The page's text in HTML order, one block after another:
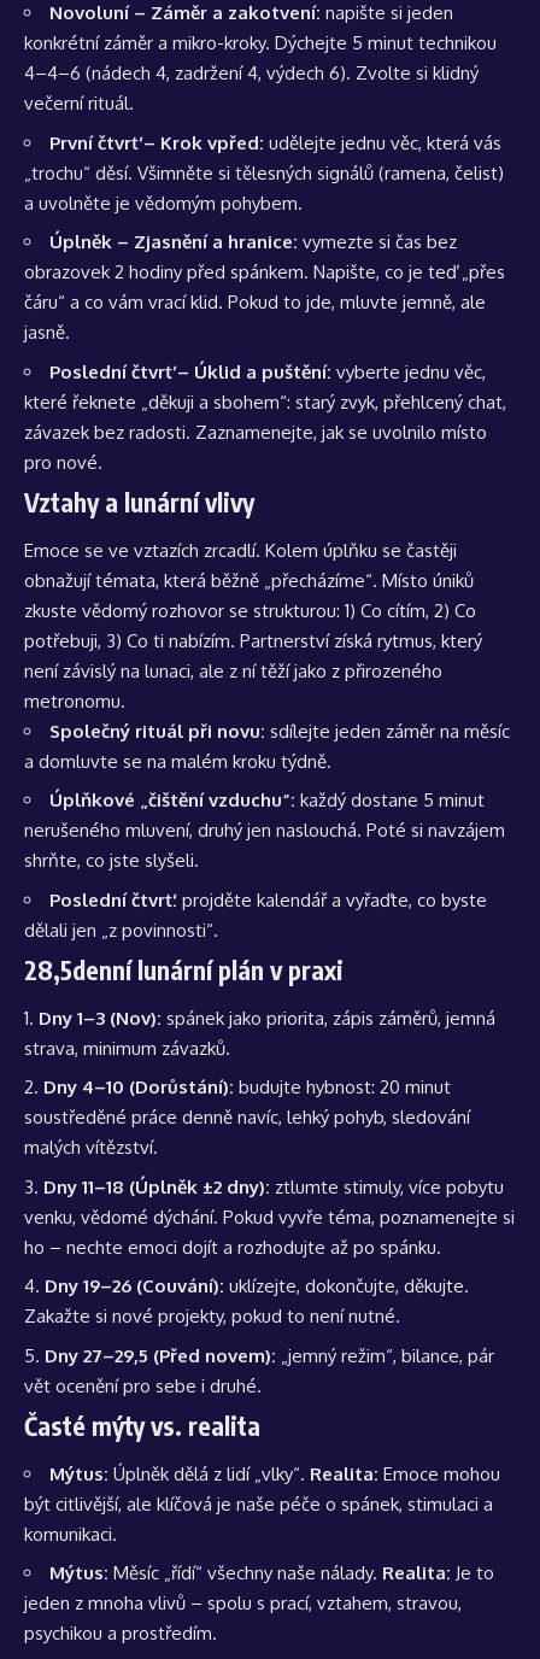
Novoluní – Záměr a zakotvení: napište si jeden
konkrétní záměr a mikro-kroky. Dýchejte 5 minut technikou
4–4–6 (nádech 4, zadržení 4, výdech 6). Zvolte si klidný
večerní rituál.
První čtvrť – Krok vpřed: udělejte jednu věc, která vás
„trochu“ děsí. Všimněte si tělesných signálů (ramena, čelist)
a uvolněte je vědomým pohybem.
Úplněk – Zjasnění a hranice: vymezte si čas bez
obrazovek 2 hodiny před spánkem. Napište, co je teď „přes
čáru“ a co vám vrací klid. Pokud to jde, mluvte jemně, ale
jasně.
Poslední čtvrť – Úklid a puštění: vyberte jednu věc,
které řeknete „děkuji a sbohem“: starý zvyk, přehlcený chat,
závazek bez radosti. Zaznamenejte, jak se uvolnilo místo
pro nové.
Vztahy a lunární vlivy
Emoce se ve vztazích zrcadlí. Kolem úplňku se častěji
obnažují témata, která běžně „přecházíme“. Místo úniků
zkuste vědomý rozhovor se strukturou: 1) Co cítím, 2) Co
potřebuji, 3) Co ti nabízím. Partnerství získá rytmus, který
není závislý na lunaci, ale z ní těží jako z přirozeného
metronomu.
Společný rituál při novu: sdílejte jeden záměr na měsíc
a domluvte se na malém kroku týdně.
Úplňkové „čištění vzduchu“: každý dostane 5 minut
nerušeného mluvení, druhý jen naslouchá. Poté si navzájem
shrňte, co jste slyšeli.
Poslední čtvrť: projděte kalendář a vyřaďte, co byste
dělali jen „z povinnosti“.
28,5denní lunární plán v praxi
Dny 1–3 (Nov): spánek jako priorita, zápis záměrů, jemná
strava, minimum závazků.
Dny 4–10 (Dorůstání): budujte hybnost: 20 minut
soustředěné práce denně navíc, lehký pohyb, sledování
malých vítězství.
Dny 11–18 (Úplněk ±2 dny): ztlumte stimuly, více pobytu
venku, vědomé dýchání. Pokud vyvře téma, poznamenejte si
ho – nechte emoci dojít a rozhodujte až po spánku.
Dny 19–26 (Couvání): uklízejte, dokončujte, děkujte.
Zakažte si nové projekty, pokud to není nutné.
Dny 27–29,5 (Před novem): „jemný režim“, bilance, pár
vět ocenění pro sebe i druhé.
Časté mýty vs. realita
Mýtus: Úplněk dělá z lidí „vlky“. Realita: Emoce mohou
být citlivější, ale klíčová je naše péče o spánek, stimulaci a
komunikaci.
Mýtus: Měsíc „řídí“ všechny naše nálady. Realita: Je to
jeden z mnoha vlivů – spolu s prací, vztahem, stravou,
psychikou a prostředím.